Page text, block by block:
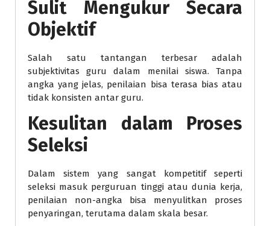
Sulit Mengukur Secara
Objektif
Salah satu tantangan terbesar adalah
subjektivitas guru dalam menilai siswa. Tanpa
angka yang jelas, penilaian bisa terasa bias atau
tidak konsisten antar guru.
Kesulitan dalam Proses
Seleksi
Dalam sistem yang sangat kompetitif seperti
seleksi masuk perguruan tinggi atau dunia kerja,
penilaian non-angka bisa menyulitkan proses
penyaringan, terutama dalam skala besar.